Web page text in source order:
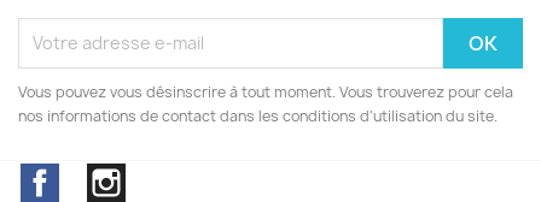
Vous pouvez vous désinscrire à tout moment. Vous trouverez pour cela
nos informations de contact dans les conditions d'utilisation du site.
Facebook